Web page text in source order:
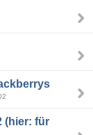
(hier: für